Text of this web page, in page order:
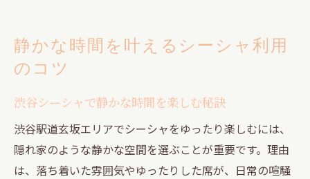
静かな時間を叶えるシーシャ利用
のコツ
渋谷シーシャで静かな時間を楽しむ秘訣
渋谷駅道玄坂エリアでシーシャをゆったり楽しむには、
隠れ家のような静かな空間を選ぶことが重要です。理由
は、落ち着いた雰囲気やゆったりした席が、日常の喧騒